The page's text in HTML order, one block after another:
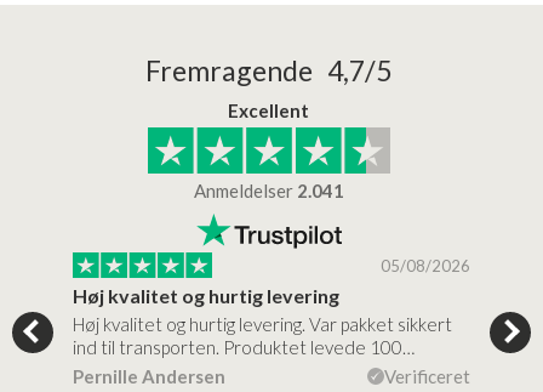
Fremragende 4,7/5
Excellent
Anmeldelser 2.041
05/08/2026
Høj kvalitet og hurtig levering
Høj kvalitet og hurtig levering. Var pakket sikkert
ind til transporten. Produktet levede 100…
Pernille Andersen
Verificeret